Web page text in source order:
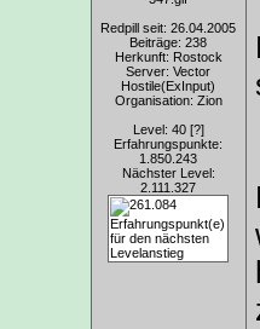
Redpill seit: 26.04.2005
Beiträge: 238
Herkunft: Rostock
Server: Vector
Hostile(ExInput)
Organisation: Zion
Level: 40 [?]
Erfahrungspunkte:
1.850.243
Nächster Level:
2.111.327